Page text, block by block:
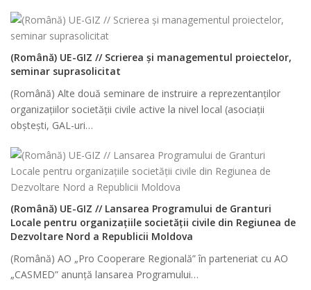
(Română) UE-GIZ // Scrierea și managementul proiectelor,
seminar suprasolicitat
(Română) Alte două seminare de instruire a reprezentanților
organizațiilor societății civile active la nivel local (asociații
obștești, GAL-uri…
(Română) UE-GIZ // Lansarea Programului de Granturi
Locale pentru organizațiile societății civile din Regiunea de
Dezvoltare Nord a Republicii Moldova
(Română) AO „Pro Cooperare Regională” în parteneriat cu AO
„CASMED” anunță lansarea Programului…